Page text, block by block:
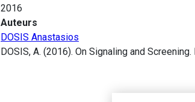
2016
Auteurs
DOSIS Anastasios
DOSIS, A. (2016). On Signaling and